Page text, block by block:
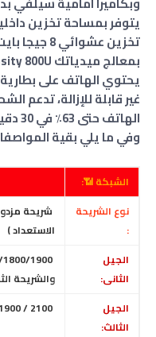
تخزين عشوائي 8 جيجا بايت رام .
بمعالج ميدياتك Dimensity 800U بدقة تصنيع (7 نانومتر).
الهاتف حتى 63٪ في 30 دقيقة .
وفي ما يلي بقية
الشبكة 📶:
نوع الشريحة
:
الاستعداد )
الجيل
الثانى:
والشريحة
الجيل
الثالث: